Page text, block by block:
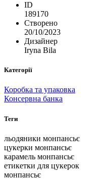
ID
189170
Створено
20/10/2023
Дизайнер
Iryna Bila
Категорії
Коробка та упаковка
Консервна банка
Теги
льодяники монпансьє
цукерки монпансьє
карамель монпансьє
етикетки для цукерок
монпансьє